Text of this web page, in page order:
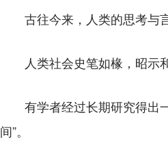
古往今来，人类的思考与言
人类社会史笔如椽，昭示和
有学者经过长期研究得出一
间”。